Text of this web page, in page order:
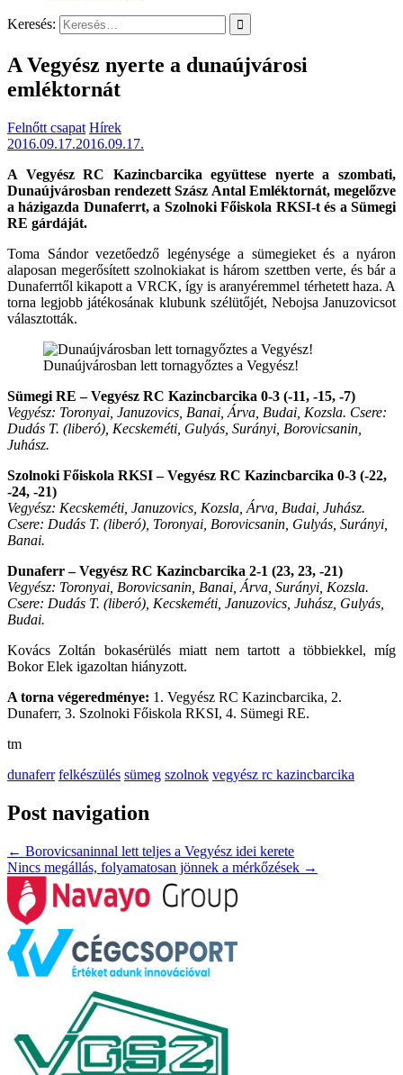
Keresés:
A Vegyész nyerte a dunaújvárosi
emléktornát
Felnőtt csapat Hírek
2016.09.17.2016.09.17.
A Vegyész RC Kazincbarcika együttese nyerte a szombati,
Dunaújvárosban rendezett Szász Antal Emléktornát, megelőzve
a házigazda Dunaferrt, a Szolnoki Főiskola RKSI-t és a Sümegi
RE gárdáját.
Toma Sándor vezetőedző legénysége a sümegieket és a nyáron
alaposan megerősített szolnokiakat is három szettben verte, és bár a
Dunaferrtől kikapott a VRCK, így is aranyéremmel térhetett haza. A
torna legjobb játékosának klubunk szélütőjét, Nebojsa Januzovicsot
választották.
Dunaújvárosban lett tornagyőztes a Vegyész!
Sümegi RE – Vegyész RC Kazincbarcika 0-3 (-11, -15, -7)
Vegyész: Toronyai, Januzovics, Banai, Árva, Budai, Kozsla. Csere:
Dudás T. (liberó), Kecskeméti, Gulyás, Surányi, Borovicsanin,
Juhász.
Szolnoki Főiskola RKSI – Vegyész RC Kazincbarcika 0-3 (-22,
-24, -21)
Vegyész: Kecskeméti, Januzovics, Kozsla, Árva, Budai, Juhász.
Csere: Dudás T. (liberó), Toronyai, Borovicsanin, Gulyás, Surányi,
Banai.
Dunaferr – Vegyész RC Kazincbarcika 2-1 (23, 23, -21)
Vegyész: Toronyai, Borovicsanin, Banai, Árva, Surányi, Kozsla.
Csere: Dudás T. (liberó), Kecskeméti, Januzovics, Juhász, Gulyás,
Budai.
Kovács Zoltán bokasérülés miatt nem tartott a többiekkel, míg
Bokor Elek igazoltan hiányzott.
A torna végeredménye: 1. Vegyész RC Kazincbarcika, 2.
Dunaferr, 3. Szolnoki Főiskola RKSI, 4. Sümegi RE.
tm
dunaferr felkészülés sümeg szolnok vegyész rc kazincbarcika
Post navigation
← Borovicsaninnal lett teljes a Vegyész idei kerete
Nincs megállás, folyamatosan jönnek a mérkőzések →